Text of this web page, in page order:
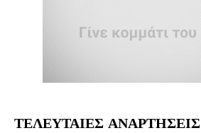
ΤΕΛΕΥΤΑΙΕΣ ΑΝΑΡΤΗΣΕΙΣ